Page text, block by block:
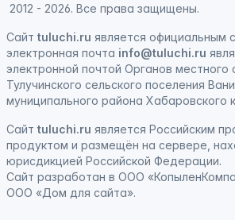
2012 - 2026. Все права защищены.
Сайт tuluchi.ru является официальным
электронная почта info@tuluchi.ru
электронной почтой Органов местного
Тулучинского сельского поселения
муниципального района Хабаровского
Сайт tuluchi.ru является Российским
продуктом и размещён на сервере,
юрисдикцией Российской Федерации.
Сайт разработан в ООО
ООО «Дом для сайта».